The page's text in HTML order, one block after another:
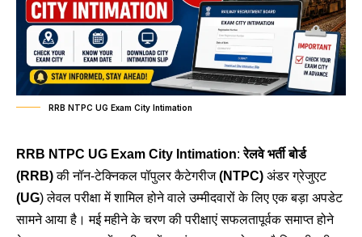
RRB NTPC UG Exam City Intimation
RRB NTPC UG Exam City Intimation:रेलवे भर्ती बोर्ड
(RRB)की नॉन-टेक्निकल पॉपुलर कैटेगरीज(NTPC) अंडर ग्रेजुएट
(UG) लेवल परीक्षा में शामिल होने वाले उम्मीदवारों के लिए एक बड़ा अपडेट
सामने आया है। मई महीने के चरण की परीक्षाएं सफलतापूर्वक समाप्त होने